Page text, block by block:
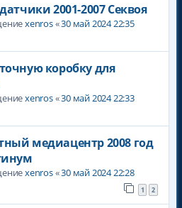
2001-2007 Секвоя
xenros«30 май 2024 22:35
коробку для
xenros«30 май 2024 22:33
медиацентр 2008 год
xenros«30 май 2024 22:28
1 2